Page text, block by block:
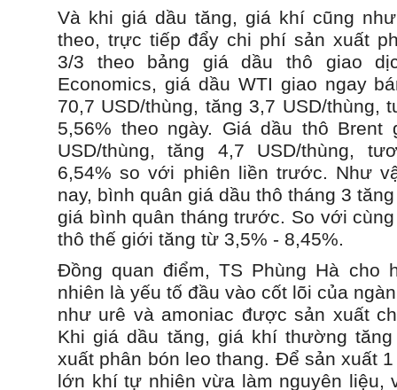
Và khi giá dầu tăng, giá khí cũng
theo, trực tiếp đẩy chi phí sản xuất
3/3 theo bảng giá dầu thô giao
Economics, giá dầu WTI giao ngay
70,7 USD/thùng, tăng 3,7 USD/thùng,
5,56% theo ngày. Giá dầu thô
USD/thùng, tăng 4,7 USD/thùng,
6,54% so với phiên liền trước. Như
nay, bình quân giá dầu thô tháng 3
giá bình quân tháng trước. So với
thô thế giới tăng từ 3,5% - 8,45%.
Đồng quan điểm, TS Phùng Hà cho
nhiên là yếu tố đầu vào cốt lõi của
như urê và amoniac được sản xuất
Khi giá dầu tăng, giá khí thường
xuất phân bón leo thang. Để sản xuất
lớn khí tự nhiên vừa làm nguyên liệu,